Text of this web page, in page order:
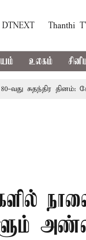
DTNEXT Thanthi
உலகம்
சுதந்திர தினம்: